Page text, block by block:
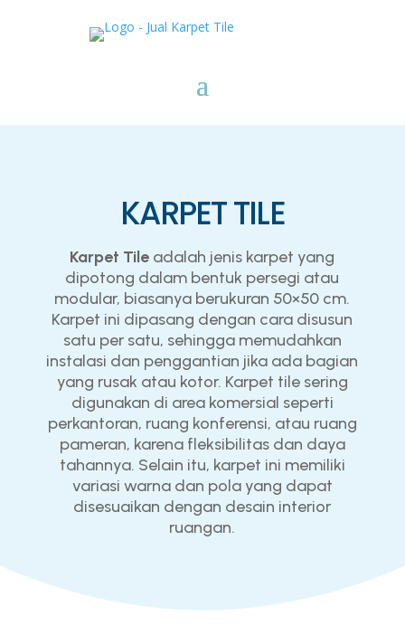
KARPET TILE
Karpet Tile adalah jenis karpet yang
dipotong dalam bentuk persegi atau
modular, biasanya berukuran 50×50 cm.
Karpet ini dipasang dengan cara disusun
satu per satu, sehingga memudahkan
instalasi dan penggantian jika ada bagian
yang rusak atau kotor. Karpet tile sering
digunakan di area komersial seperti
perkantoran, ruang konferensi, atau ruang
pameran, karena fleksibilitas dan daya
tahannya. Selain itu, karpet ini memiliki
variasi warna dan pola yang dapat
disesuaikan dengan desain interior
ruangan.